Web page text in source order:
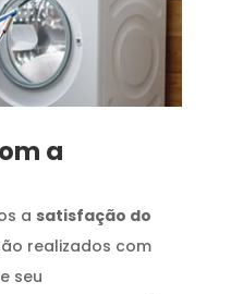
a
a satisfação do
realizados com
seu